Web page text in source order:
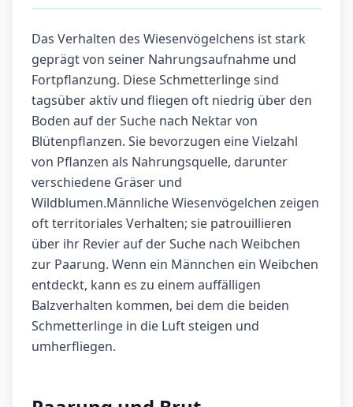
Das Verhalten des Wiesenvögelchens ist stark
geprägt von seiner Nahrungsaufnahme und
Fortpflanzung. Diese Schmetterlinge sind
tagsüber aktiv und fliegen oft niedrig über den
Boden auf der Suche nach Nektar von
Blütenpflanzen. Sie bevorzugen eine Vielzahl
von Pflanzen als Nahrungsquelle, darunter
verschiedene Gräser und
Wildblumen.Männliche Wiesenvögelchen zeigen
oft territoriales Verhalten; sie patrouillieren
über ihr Revier auf der Suche nach Weibchen
zur Paarung. Wenn ein Männchen ein Weibchen
entdeckt, kann es zu einem auffälligen
Balzverhalten kommen, bei dem die beiden
Schmetterlinge in die Luft steigen und
umherfliegen.